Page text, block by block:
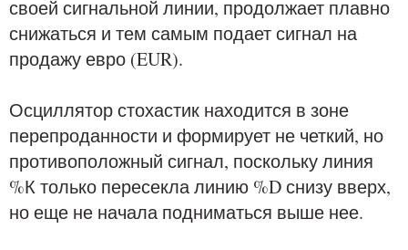
своей сигнальной линии, продолжает плавно
снижаться и тем самым подает сигнал на
продажу евро (EUR).
Осциллятор стохастик находится в зоне
перепроданности и формирует не четкий, но
противоположный сигнал, поскольку линия
%К только пересекла линию %D снизу вверх,
но еще не начала подниматься выше нее.